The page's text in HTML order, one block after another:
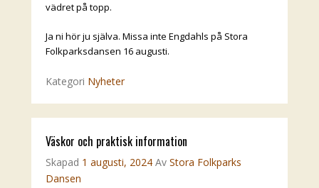
vädret på topp.
Ja ni hör ju själva. Missa inte Engdahls på Stora
Folkparksdansen 16 augusti.
Kategori Nyheter
Väskor och praktisk information
Skapad 1 augusti, 2024 Av Stora Folkparks
Dansen